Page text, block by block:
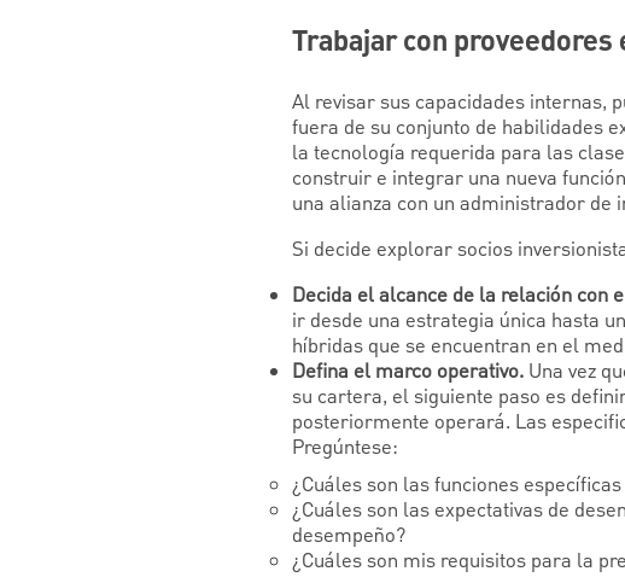
Trabajar con
Al revisar sus capacidades internas,
fuera de su conjunto de habilidades
la tecnología requerida para las
construir e integrar una nueva
una alianza con un administrador
Si decide explorar socios
Decida el alcance de la relación con
ir desde una estrategia única hasta
híbridas que se encuentran en el
Defina el marco operativo. Una vez
su cartera, el siguiente paso es
posteriormente operará. Las
Pregúntese:
¿Cuáles son las funciones
¿Cuáles son las expectativas de
desempeño?
¿Cuáles son mis requisitos para la